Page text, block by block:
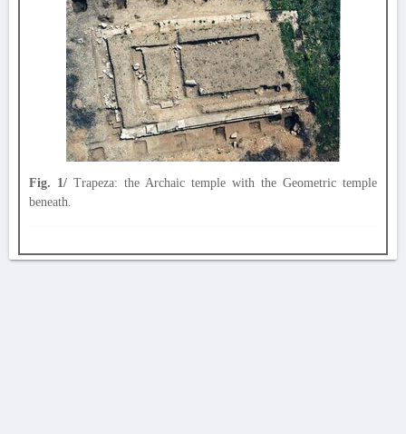
Fig. 1/ Trapeza: the Archaic temple with the Geometric temple
beneath.